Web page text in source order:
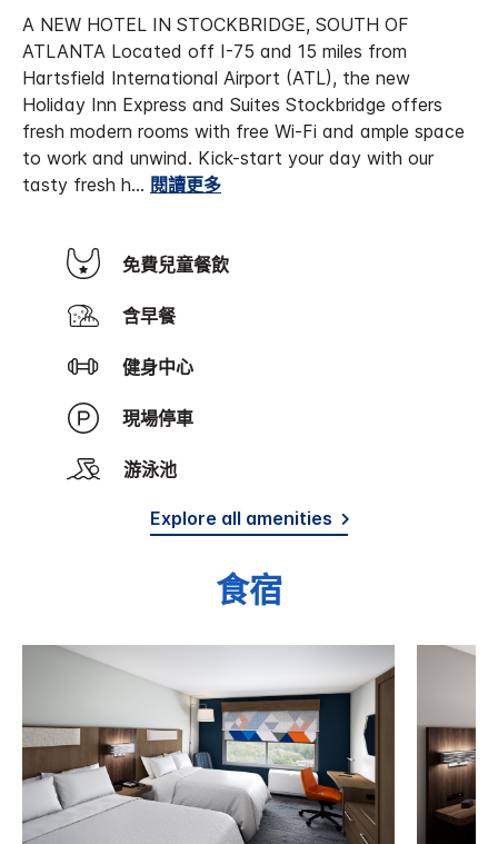
A NEW HOTEL IN STOCKBRIDGE, SOUTH OF
ATLANTA Located off I-75 and 15 miles from
Hartsfield International Airport (ATL), the new
Holiday Inn Express and Suites Stockbridge offers
fresh modern rooms with free Wi-Fi and ample space
to work and unwind. Kick-start your day with our
tasty fresh h... 閱讀更多
免費兒童餐飲
含早餐
健身中心
現場停車
游泳池
Explore all amenities
食宿